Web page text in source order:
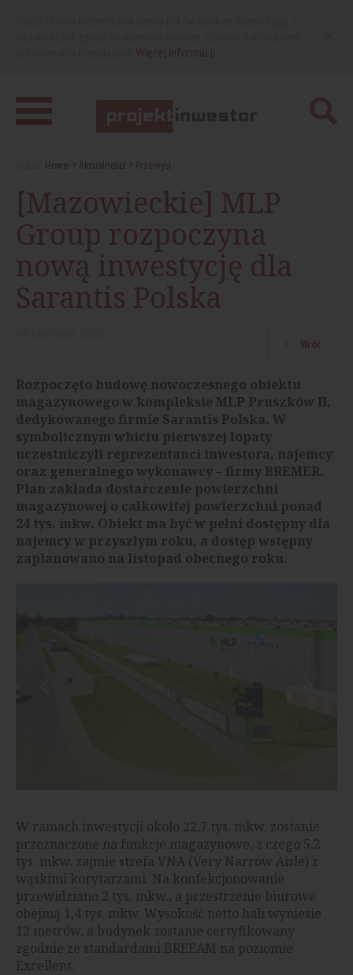
Home Aktualności Przemysł
[Mazowieckie] MLP
Group rozpoczyna
nową inwestycję dla
Sarantis Polska
Wróć
Rozpoczęto budowę nowoczesnego obiektu
magazynowego w kompleksie MLP Pruszków II,
dedykowanego firmie Sarantis Polska. W
symbolicznym wbiciu pierwszej łopaty
uczestniczyli reprezentanci inwestora, najemcy
oraz generalnego wykonawcy – firmy BREMER.
Plan zakłada dostarczenie powierzchni
magazynowej o całkowitej powierzchni ponad
24 tys. mkw. Obiekt ma być w pełni dostępny dla
najemcy w przyszłym roku, a dostęp wstępny
zaplanowano na listopad obecnego roku.
W ramach inwestycji około 22,7 tys. mkw. zostanie
przeznaczone na funkcje magazynowe, z czego 5,2
tys. mkw. zajmie strefa VNA (Very Narrow Aisle) z
wąskimi korytarzami. Na konfekcjonowanie
przewidziano 2 tys. mkw., a przestrzenie biurowe
obejmą 1,4 tys. mkw. Wysokość netto hali wyniesie
12 metrów, a budynek zostanie certyfikowany
zgodnie ze standardami BREEAM na poziomie
Excellent.